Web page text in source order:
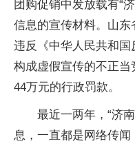
团购促销中发放载有“
信息的宣传材料。山
违反《中华人民共和国
构成虚假宣传的不正
44万元的行政罚款。
最近一两年，“济
息，一直都是网络传闻